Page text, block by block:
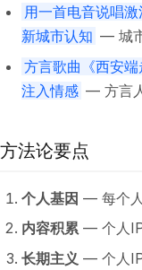
用一首电音说唱
新城市认知 — 城
方言歌曲《西安
注入情感 — 方言
方法论要点
个人基因 — 每个
内容积累 — 个人
长期主义 — 个人